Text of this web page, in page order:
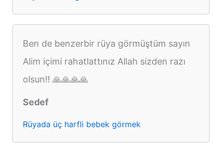
Ben de benzerbir rüya görmüştüm sayın
Alim içimi rahatlattınız Allah sizden razı
olsun!! 🙏🙏🙏🙏
Sedef
Rüyada üç harfli bebek görmek